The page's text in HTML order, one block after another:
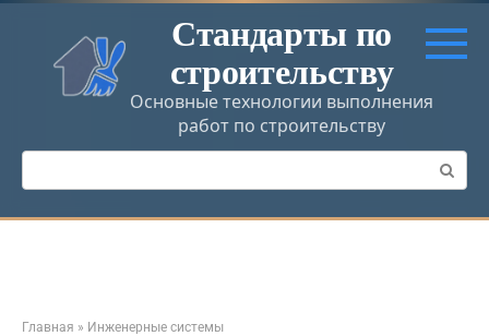
Перейти
контенту
Стандарты по
строительству
Основные технологии выполнения
работ по строительству
Поиск:
Главная » Инженерные системы